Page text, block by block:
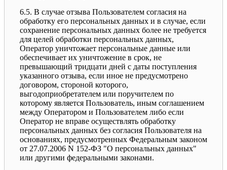
6.5. В случае отзыва Пользователем согласия на
обработку его персональных данных и в случае, если
сохранение персональных данных более не требуется
для целей обработки персональных данных,
Оператор уничтожает персональные данные или
обеспечивает их уничтожение в срок, не
превышающий тридцати дней с даты поступления
указанного отзыва, если иное не предусмотрено
договором, стороной которого,
выгодоприобретателем или поручителем по
которому является Пользователь, иным соглашением
между Оператором и Пользователем либо если
Оператор не вправе осуществлять обработку
персональных данных без согласия Пользователя на
основаниях, предусмотренных Федеральным законом
от 27.07.2006 N 152-ФЗ "О персональных данных"
или другими федеральными законами.